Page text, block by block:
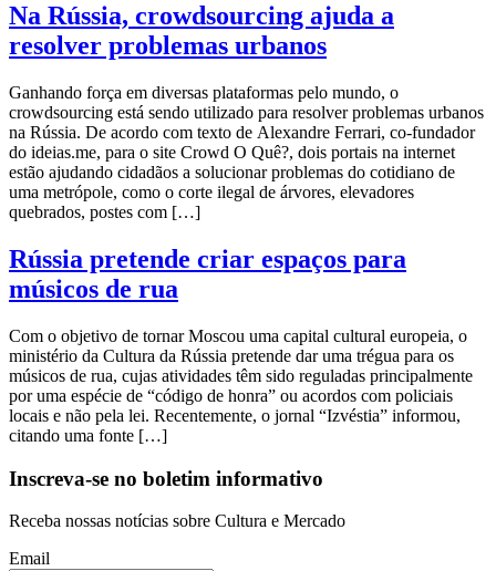
Na Rússia, crowdsourcing ajuda a
resolver problemas urbanos
Ganhando força em diversas plataformas pelo mundo, o
crowdsourcing está sendo utilizado para resolver problemas urbanos
na Rússia. De acordo com texto de Alexandre Ferrari, co-fundador
do ideias.me, para o site Crowd O Quê?, dois portais na internet
estão ajudando cidadãos a solucionar problemas do cotidiano de
uma metrópole, como o corte ilegal de árvores, elevadores
quebrados, postes com […]
Rússia pretende criar espaços para
músicos de rua
Com o objetivo de tornar Moscou uma capital cultural europeia, o
ministério da Cultura da Rússia pretende dar uma trégua para os
músicos de rua, cujas atividades têm sido reguladas principalmente
por uma espécie de “código de honra” ou acordos com policiais
locais e não pela lei. Recentemente, o jornal “Izvéstia” informou,
citando uma fonte […]
Inscreva-se no boletim informativo
Receba nossas notícias sobre Cultura e Mercado
Email